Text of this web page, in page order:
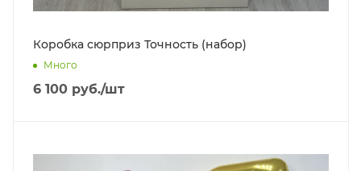
Коробка сюрприз Точность (набор)
Много
6 100 руб./шт